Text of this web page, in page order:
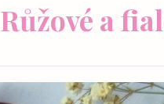
Růžové a